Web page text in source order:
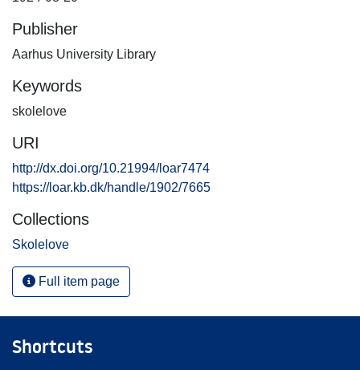
Publisher
Aarhus University Library
Keywords
skolelove
URI
http://dx.doi.org/10.21994/loar7474
https://loar.kb.dk/handle/1902/7665
Collections
Skolelove
Full item page
Shortcuts